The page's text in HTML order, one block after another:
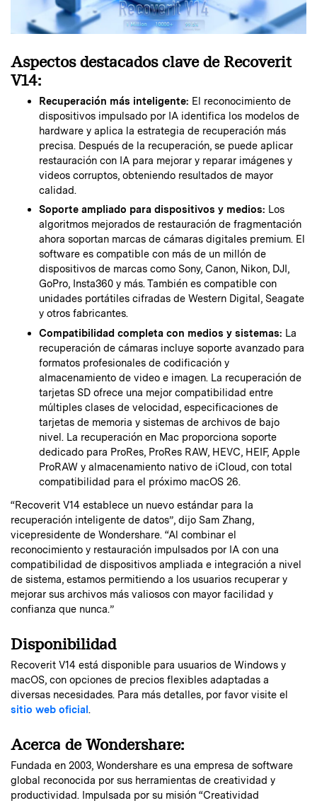
Aspectos destacados clave de Recoverit
V14:
Recuperación más inteligente: El reconocimiento de
dispositivos impulsado por IA identifica los modelos de
hardware y aplica la estrategia de recuperación más
precisa. Después de la recuperación, se puede aplicar
restauración con IA para mejorar y reparar imágenes y
videos corruptos, obteniendo resultados de mayor
calidad.
Soporte ampliado para dispositivos y medios: Los
algoritmos mejorados de restauración de fragmentación
ahora soportan marcas de cámaras digitales premium. El
software es compatible con más de un millón de
dispositivos de marcas como Sony, Canon, Nikon, DJI,
GoPro, Insta360 y más. También es compatible con
unidades portátiles cifradas de Western Digital, Seagate
y otros fabricantes.
Compatibilidad completa con medios y sistemas: La
recuperación de cámaras incluye soporte avanzado para
formatos profesionales de codificación y
almacenamiento de video e imagen. La recuperación de
tarjetas SD ofrece una mejor compatibilidad entre
múltiples clases de velocidad, especificaciones de
tarjetas de memoria y sistemas de archivos de bajo
nivel. La recuperación en Mac proporciona soporte
dedicado para ProRes, ProRes RAW, HEVC, HEIF, Apple
ProRAW y almacenamiento nativo de iCloud, con total
compatibilidad para el próximo macOS 26.
“Recoverit V14 establece un nuevo estándar para la
recuperación inteligente de datos”, dijo Sam Zhang,
vicepresidente de Wondershare. “Al combinar el
reconocimiento y restauración impulsados por IA con una
compatibilidad de dispositivos ampliada e integración a nivel
de sistema, estamos permitiendo a los usuarios recuperar y
mejorar sus archivos más valiosos con mayor facilidad y
confianza que nunca.”
Disponibilidad
Recoverit V14 está disponible para usuarios de Windows y
macOS, con opciones de precios flexibles adaptadas a
diversas necesidades. Para más detalles, por favor visite el
sitio web oficial .
Acerca de Wondershare:
Fundada en 2003, Wondershare es una empresa de software
global reconocida por sus herramientas de creatividad y
productividad. Impulsada por su misión “Creatividad